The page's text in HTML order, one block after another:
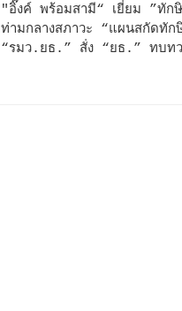
"อิ๊งค์ พร้อมสามี“ เยี่ยม ”ทั
ท่ามกลางสภาวะ “แผนสกัดทั
“รมว.ยธ.” สั่ง “ยธ.” ทบท